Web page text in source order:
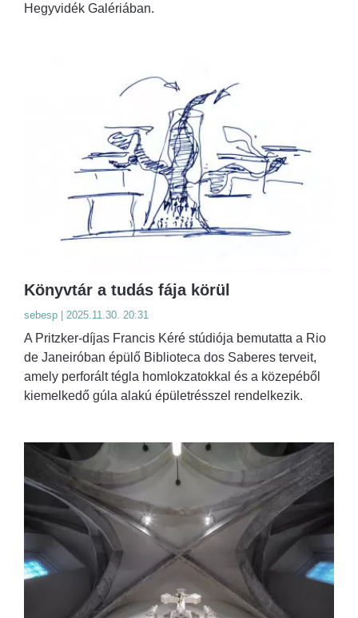
Hegyvidék Galériában.
Könyvtár a tudás fája körül
sebesp | 2025.11.30. 20:31
A Pritzker-díjas Francis Kéré stúdiója bemutatta a Rio
de Janeiróban épülő Biblioteca dos Saberes terveit,
amely perforált tégla homlokzatokkal és a közepéből
kiemelkedő gúla alakú épületrésszel rendelkezik.